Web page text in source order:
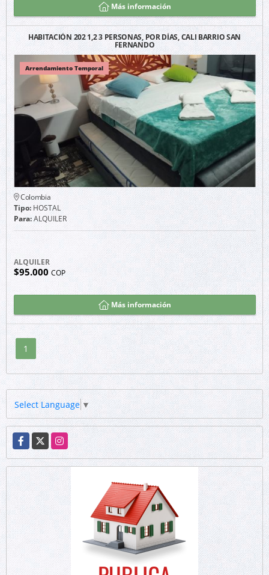
Más información
HABITACIÓN 202 1,2 3 PERSONAS, POR DÍAS, CALI BARRIO SAN
FERNANDO
Arrendamiento Temporal
Colombia
Tipo:HOSTAL
Para:ALQUILER
ALQUILER
$95.000 COP
Más información
1
Select Language ▼
Facebook
X Instagram